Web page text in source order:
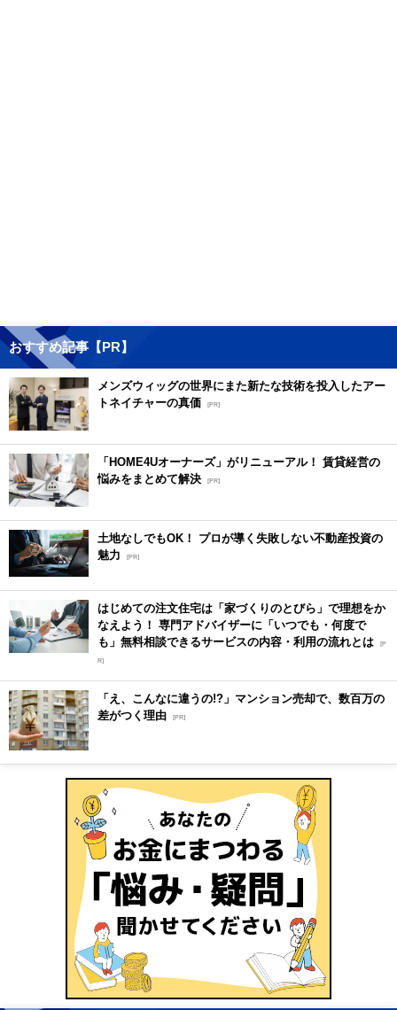
おすすめ記事【PR】
メンズウィッグの世界にまた新たな技術を投入したアー
トネイチャーの真価
[PR]
「HOME4Uオーナーズ」がリニューアル！ 賃貸経営の
悩みをまとめて解決 [PR]
土地なしでもOK！ プロが導く失敗しない不動産投資の
魅力
[PR]
はじめての注文住宅は「家づくりのとびら」で理想をか
なえよう！ 専門アドバイザーに「いつでも・何度で
も」無料相談できるサービスの内容・利用の流れとは [P
R]
「え、こんなに違うの!?」マンション売却で、数百万の
差がつく理由 [PR]